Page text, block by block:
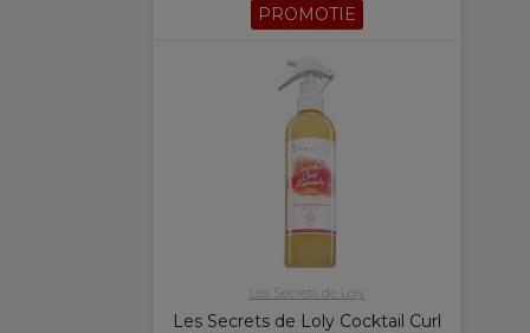
PROMOTIE
Les Secrets de Loly
Les Secrets de Loly Cocktail Curl